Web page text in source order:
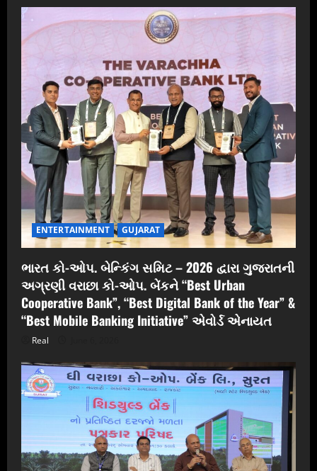
ENTERTAINMENT GUJARAT
ભારત કો-ઓપ. બેન્કિંગ સમિટ – 2026 દ્વારા ગુજરાતની
અગ્રણી વરાછા કો-ઓપ. બેંકને “Best Urban
Cooperative Bank”, “Best Digital Bank of the Year” &
“Best Mobile Banking Initiative” એવોર્ડ એનાયત
Real